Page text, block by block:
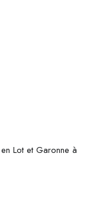
Lot et Garonne à